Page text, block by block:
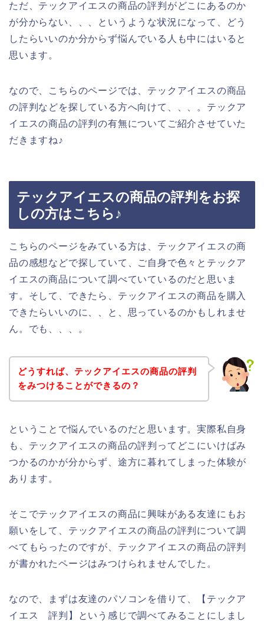
ただ、テックアイエスの商品の評判がどこにあるのか
が分からない、、、というような状況になって、どう
したらいいのか分からず悩んでいる人も中にはいると
思います。
なので、こちらのページでは、テックアイエスの商品
の評判などを探している方へ向けて、、、。テックア
イエスの商品の評判の有無についてご紹介させていた
だきますね♪
テックアイエスの商品の評判をお探
しの方はこちら♪
こちらのページをみている方は、テックアイエスの商
品の感想などで探していて、ご自身で色々とテックア
イエスの商品について調べていているのだと思いま
す。そして、できたら、テックアイエスの商品を購入
できたらいいのに、、と、思っているのかもしれませ
ん。でも、、、。
どうすれば、テックアイエスの商品の評判
をみつけることができるの？
ということで悩んでいるのだと思います。実際私自身
も、テックアイエスの商品の評判ってどこにいけばみ
つかるのかが分からず、途方に暮れてしまった体験が
あります。
そこでテックアイエスの商品に興味がある友達にもお
願いをして、テックアイエスの商品の評判について調
べてもらったのですが、テックアイエスの商品の評判
が書かれたページはみつけられませんでした。
なので、まずは友達のパソコンを借りて、【テックア
イエス 評判】という感じで調べてみることにしまし